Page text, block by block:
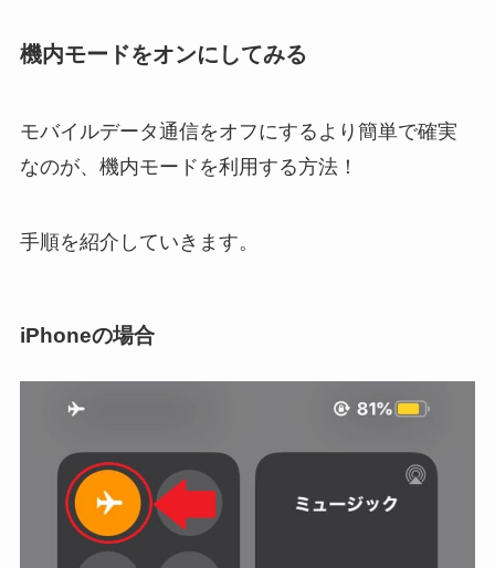
機内モードをオンにしてみる
モバイルデータ通信をオフにするより簡単で確実
なのが、機内モードを利用する方法！
手順を紹介していきます。
iPhoneの場合